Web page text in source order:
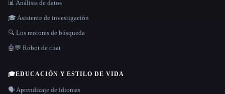
📊 Análisis de datos
🎓 Asistente de investigación
🔍 Los motores de búsqueda
🤖💬 Robot de chat
🎓EDUCACIÓN Y ESTILO DE VIDA
🗣️ Aprendizaje de idiomas